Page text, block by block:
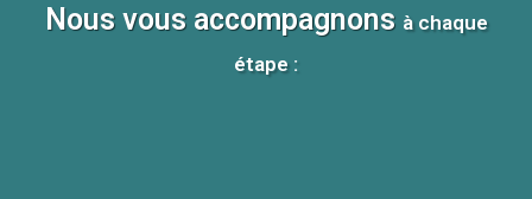
Nous vous accompagnons à chaque
étape :